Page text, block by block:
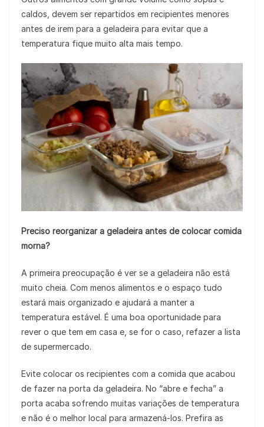
caldos, devem ser repartidos em recipientes menores
antes de irem para a geladeira para evitar que a
temperatura fique muito alta mais tempo.
Preciso reorganizar a geladeira antes de colocar comida
morna?
A primeira preocupação é ver se a geladeira não está
muito cheia. Com menos alimentos e o espaço tudo
estará mais organizado e ajudará a manter a
temperatura estável. É uma boa oportunidade para
rever o que tem em casa e, se for o caso, refazer a lista
de supermercado.
Evite colocar os recipientes com a comida que acabou
de fazer na porta da geladeira. No “abre e fecha” a
porta acaba sofrendo muitas variações de temperatura
e não é o melhor local para armazená-los. Prefira as